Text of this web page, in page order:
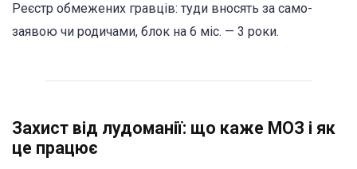
Реєстр обмежених гравців: туди вносять за само-
заявою чи родичами, блок на 6 міс. — 3 роки.
Захист від лудоманії: що каже МОЗ і як
це працює